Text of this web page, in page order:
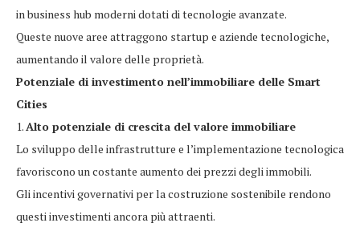
in business hub moderni dotati di tecnologie avanzate.
Queste nuove aree attraggono startup e aziende tecnologiche,
aumentando il valore delle proprietà.
Potenziale di investimento nell’immobiliare delle Smart
Cities
1.Alto potenziale di crescita del valore immobiliare
Lo sviluppo delle infrastrutture e l’implementazione tecnologica
favoriscono un costante aumento dei prezzi degli immobili.
Gli incentivi governativi per la costruzione sostenibile rendono
questi investimenti ancora più attraenti.